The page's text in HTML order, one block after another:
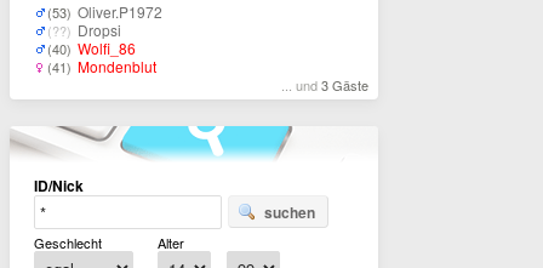
(53) Oliver.P1972
(??) Dropsi
(40) Wolfi_86
(41) Mondenblut
... und3 Gäste
ID/Nick
suchen
Geschlecht
Alter